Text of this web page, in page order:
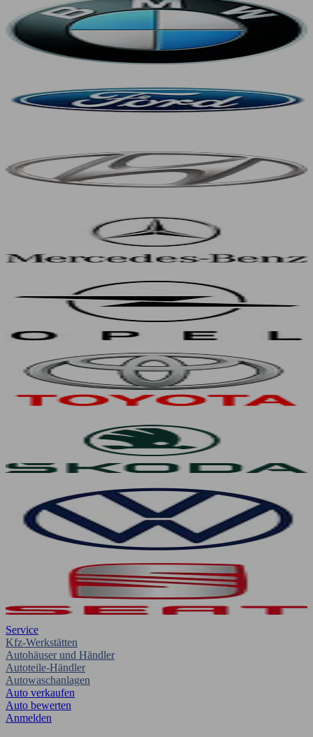
Service
Kfz-Werkstätten
Autohäuser und Händler
Autoteile-Händler
Autowaschanlagen
Auto verkaufen
Auto bewerten
Anmelden